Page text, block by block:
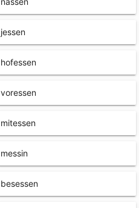
jessen
hofessen
voressen
mitessen
messin
besessen